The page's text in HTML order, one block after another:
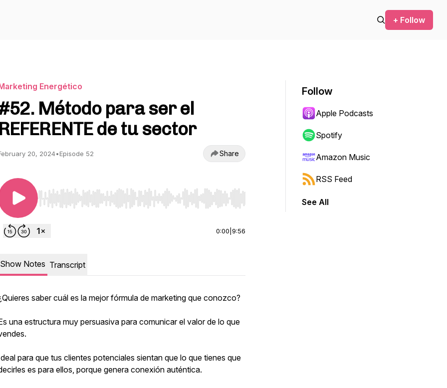
+ Follow
Energético
Método para ser el
REFERENTE de tu sector
20, 2024•Episode 52 Share
Use Left/Right to seek, Home/End to jump to start or end. Hold shift to jump forward or backward.
0:00 9:56
Show Notes Transcript
saber cuál es la mejor fórmula de marketing que conozco?
una estructura muy persuasiva para comunicar el valor de lo que
para que tus clientes potenciales sientan que lo que tienes que
es para ellos, porque genera conexión auténtica.
Follow
Apple Podcasts
Spotify
Amazon Music
RSS Feed
See All